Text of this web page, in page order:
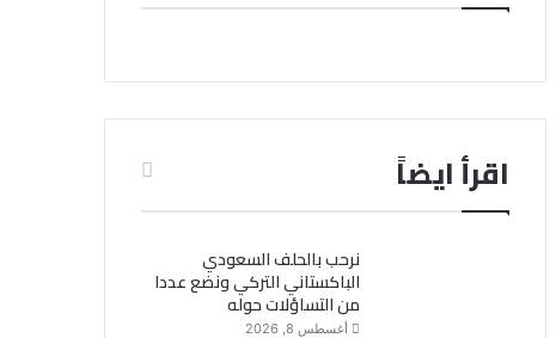
اقرأ ايضاً
نرحب بالحلف السعودي
الباكستاني التركي ونضع عددا
من التساؤلات حوله
أغسطس 8, 2026